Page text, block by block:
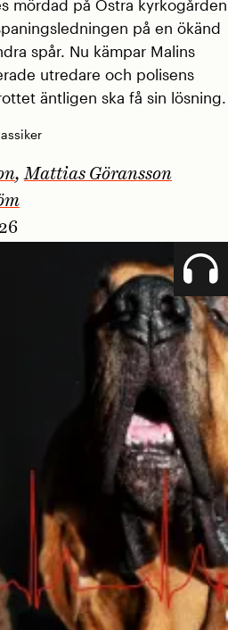
mördad på Östra kyrkogården
på en ökänd
spår. Nu kämpar Malins
utredare och polisens
äntligen ska få sin lösning.
,Mattias Göransson